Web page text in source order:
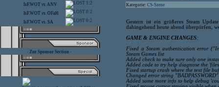
IsF.WOT vs.ANV 1:2
IsF.WOT vs. OFaH 0:2
IsF.WOT vs. SA 0:2
- Zur Sponsor Section -
Kategorie: CS-Szene
Gestern ist ein größeres Steam
dahingehend heute abend überpürfen,
GAME & ENGINE CHANGES:
Fixed a Steam authentication error
Steam Games list
Added check to make sure only one
Added code to try help diagnose the
Fixed startup crash where the text file
Changed error string
Added some more info to help debug